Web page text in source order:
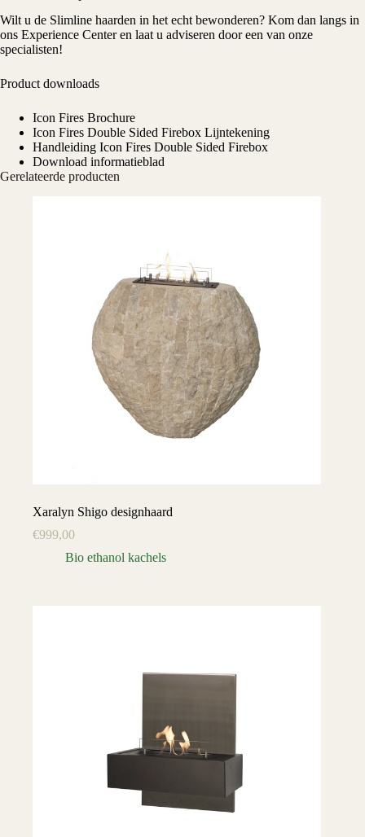
Wilt u de Slimline haarden in het echt bewonderen? Kom dan langs in
ons Experience Center en laat u adviseren door een van onze
specialisten!
Product downloads
Icon Fires Brochure
Icon Fires Double Sided Firebox Lijntekening
Handleiding Icon Fires Double Sided Firebox
Download informatieblad
Gerelateerde producten
Xaralyn Shigo designhaard
€999,00
Bio ethanol kachels